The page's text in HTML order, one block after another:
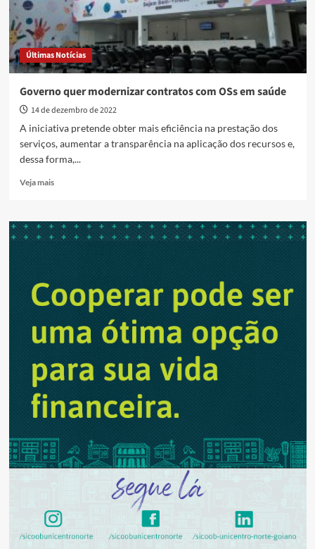
Últimas Notícias
Governo quer modernizar contratos com OSs em saúde
14 de dezembro de 2022
A iniciativa pretende obter mais eficiência na prestação dos
serviços, aumentar a transparência na aplicação dos recursos e,
dessa forma,...
Veja maisRead
Governo
quer
OSs
em